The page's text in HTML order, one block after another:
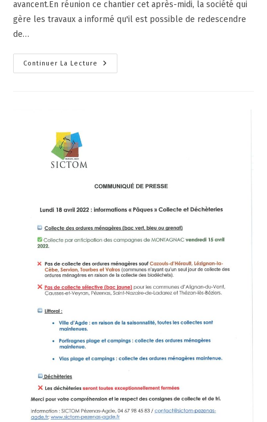
avancent.En réunion ce chantier cet après-midi, la société qui
gère les travaux a informé qu'il est possible de redescendre
de…
Continuer La Lecture